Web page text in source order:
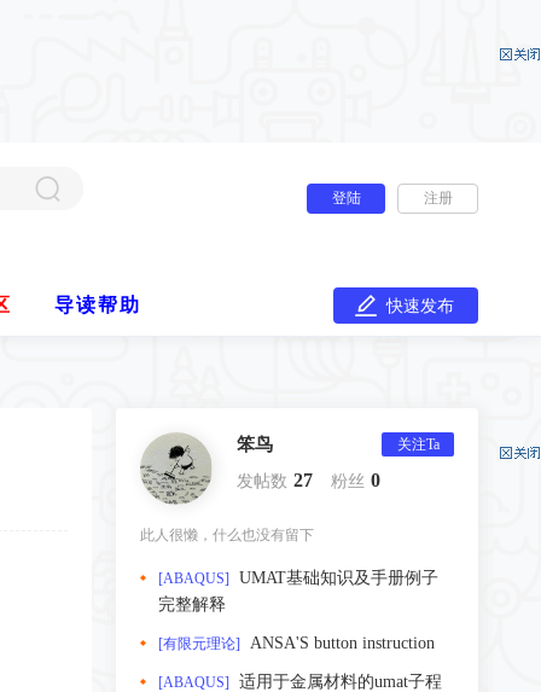
登陆 注册
导读帮助 快速发布
笨鸟 关注Ta
发帖数 27 粉丝 0
此人很懒，什么也没有留下
[ABAQUS]
UMAT基础知识及手册例子
完整解释
[有限元理论] ANSA'S button instruction
[ABAQUS]
适用于金属材料的umat子程